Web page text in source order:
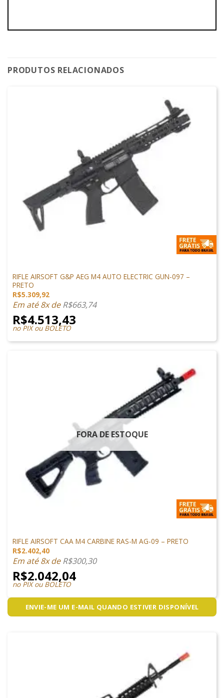
PRODUTOS RELACIONADOS
RIFLE AIRSOFT G&P AEG M4 AUTO ELECTRIC GUN-097 –
PRETO
R$5.309,92
Em até 8x deR$663,74
R$4.513,43
no PIX ou BOLETO
FORA DE ESTOQUE
RIFLE AIRSOFT CAA M4 CARBINE RAS-M AG-09 – PRETO
R$2.402,40
Em até 8x deR$300,30
R$2.042,04
no PIX ou BOLETO
ENVIE-ME UM E-MAIL QUANDO ESTIVER DISPONÍVEL